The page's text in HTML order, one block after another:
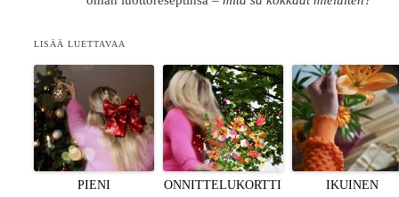
LISÄÄ LUETTAVAA
PIENI
ONNITTELUKORTTI
IKUINEN